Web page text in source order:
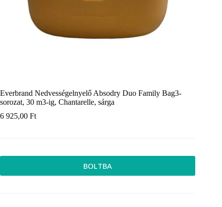
Everbrand Nedvességelnyelő Absodry Duo Family Bag3-
sorozat, 30 m3-ig, Chantarelle, sárga
6 925,00 Ft
BOLTBA